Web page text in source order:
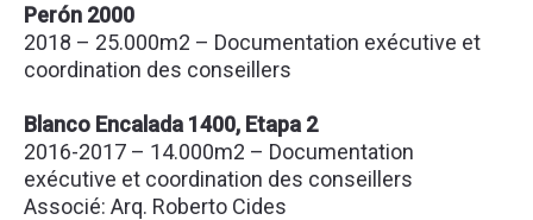
Perón 2000
2018 – 25.000m2 – Documentation exécutive et
coordination des conseillers
Blanco Encalada 1400, Etapa 2
2016-2017 – 14.000m2 – Documentation
exécutive et coordination des conseillers
Associé: Arq. Roberto Cides